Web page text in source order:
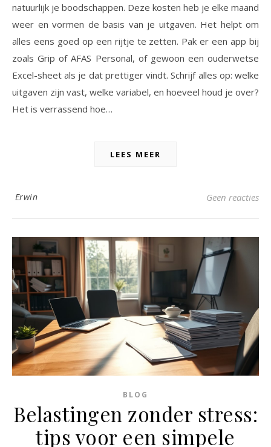
natuurlijk je boodschappen. Deze kosten heb je elke maand
weer en vormen de basis van je uitgaven. Het helpt om
alles eens goed op een rijtje te zetten. Pak er een app bij
zoals Grip of AFAS Personal, of gewoon een ouderwetse
Excel-sheet als je dat prettiger vindt. Schrijf alles op: welke
uitgaven zijn vast, welke variabel, en hoeveel houd je over?
Het is verrassend hoe…
LEES MEER
Erwin Geen reacties
BLOG
Belastingen zonder stress:
tips voor een simpele